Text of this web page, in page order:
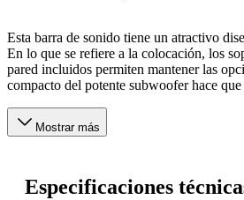
Esta barra de sonido tiene un atractivo
En lo que se refiere a la colocación, los
pared incluidos permiten mantener las
compacto del potente subwoofer hace
Mostrar más
Especificaciones